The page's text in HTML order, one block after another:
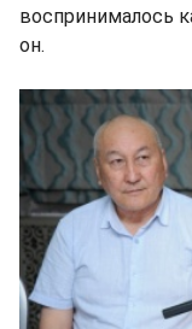
воспринималось
он.